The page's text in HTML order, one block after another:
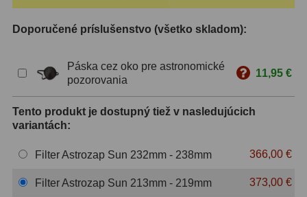
ZOOM12
S mriežkou6
Ostatné30
Doporučené príslušenstvo (všetko skladom):
Páska cez oko pre astronomické
pozorovania
11,95 €
Tento produkt je dostupný tiež v nasledujúcich
variantách:
Filter Astrozap Sun 232mm - 238mm 366,00 €
Filter Astrozap Sun 213mm - 219mm 373,00 €